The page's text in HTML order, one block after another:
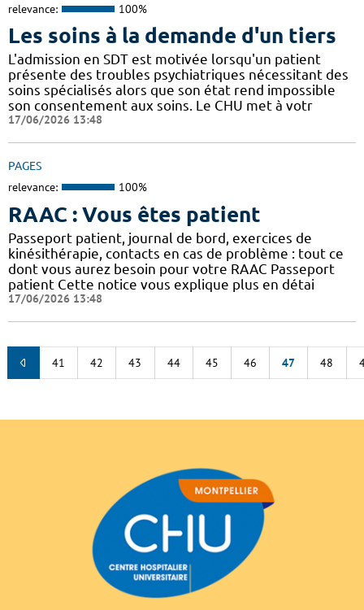
relevance: 100%
Les soins à la demande d'un tiers
L'admission en SDT est motivée lorsqu'un patient
présente des troubles psychiatriques nécessitant des
soins spécialisés alors que son état rend impossible
son consentement aux soins. Le CHU met à votr
17/06/2026 13:48
PAGES
relevance: 100%
RAAC : Vous êtes patient
Passeport patient, journal de bord, exercices de
kinésithérapie, contacts en cas de problème : tout ce
dont vous aurez besoin pour votre RAAC Passeport
patient Cette notice vous explique plus en détai
17/06/2026 13:48
41 42 43 44 45 46 47 48